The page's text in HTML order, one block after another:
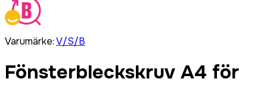
Varumärke:V/S/B
Fönsterbleckskruv A4 för